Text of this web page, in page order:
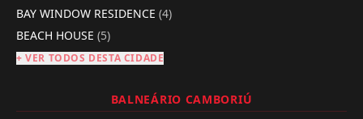
BAY WINDOW RESIDENCE (4)
BEACH HOUSE (5)
+ VER TODOS DESTA CIDADE
BALNEÁRIO CAMBORIÚ